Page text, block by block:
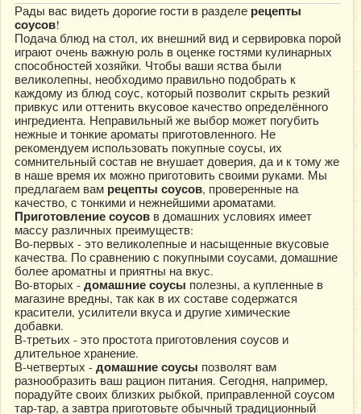
Рады вас видеть дорогие гости в разделе рецепты
соусов!
Подача блюд на стол, их внешний вид и сервировка порой
играют очень важную роль в оценке гостями кулинарных
способностей хозяйки. Чтобы ваши яства были
великолепны, необходимо правильно подобрать к
каждому из блюд соус, который позволит скрыть резкий
привкус или оттенить вкусовое качество определённого
ингредиента. Неправильный же выбор может погубить
нежные и тонкие ароматы приготовленного. Не
рекомендуем использовать покупные соусы, их
сомнительный состав не внушает доверия, да и к тому же
в наше время их можно приготовить своими руками. Мы
предлагаем вам рецепты соусов, проверенные на
качество, с тонкими и нежнейшими ароматами.
Приготовление соусов в домашних условиях имеет
массу различных преимуществ:
Во-первых - это великолепные и насыщенные вкусовые
качества. По сравнению с покупными соусами, домашние
более ароматны и приятны на вкус.
Во-вторых - домашние соусы полезны, а купленные в
магазине вредны, так как в их составе содержатся
красители, усилители вкуса и другие химические
добавки.
В-третьих - это простота приготовления соусов и
длительное хранение.
В-четвертых - домашние соусы позволят вам
разнообразить ваш рацион питания. Сегодня, например,
порадуйте своих близких рыбкой, приправленной соусом
тар-тар, а завтра приготовьте обычный традиционный